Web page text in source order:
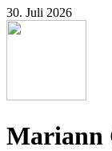
30. Juli 2026
Mariann